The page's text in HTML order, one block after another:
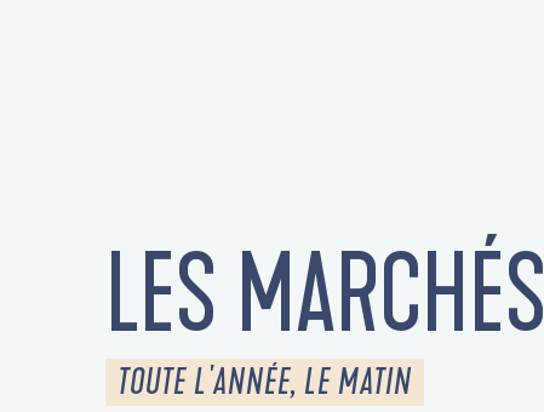
LES MARCHÉS
TOUTE L'ANNÉE, LE MATIN